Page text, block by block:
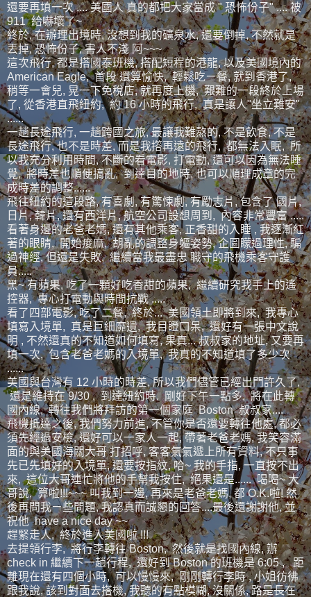
還要再填一次 .... 美國人 真的都把大家當成 " 恐怖份子" .... 被
911 給嚇壞了~
終於, 在辦理出境時, 沒想到我的礦泉水, 還要倒掉, 不然就是
丟掉, 恐怖份子, 害人不淺 阿~~~
這次飛行, 都是搭國泰班機, 搭配短程的港龍, 以及美國境內的
American Eagle, 首段 還算愉快, 輕鬆吃ㄧ餐, 就到香港了,
稍等一會兒, 晃一下免稅店, 就再度上機, 艱難的一段終於上場
了, 從香港直飛紐約, 約 16 小時的飛行, 真是讓人"坐立難安"
......
一趟長途飛行, 一趟跨國之旅, 最讓我難熬的, 不是飲食, 不是
長途飛行, 也不是時差, 而是我撘再遠的飛行, 都無法入眠, 所
以我充分利用時間, 不斷的看電影, 打電動, 還可以因為無法睡
覺, 將時差也順便搞亂, 到達目的地時, 也可以順理成章的完
成時差的調整......
飛往紐約的這段路, 有喜劇, 有驚悚劇, 有勵志片, 包含了 國片,
日片, 韓片, 還有西洋片, 航空公司設想周到, 內容非常豐富 .....
看著身邊的老爸老媽, 還有其他乘客, 正香甜的入睡 , 我逐漸紅
著的眼睛, 開始痠麻, 胡亂的調整身軀姿勢, 企圖矇過理性, 騙
過神經, 但還是失敗, 繼續當我最盡忠 職守的飛機乘客守護
員.....
黑~ 有蘋果, 吃了一顆好吃香甜的蘋果, 繼續研究我手上的遙
控器, 專心打電動與時間抗戰 .....
看了四部電影, 吃了二餐, 終於... 美國領土即將到來, 我專心
填寫入境單, 真是巨細靡遺, 我目瞪口呆, 還好有一張中文說
明 , 不然還真的不知道如何填寫, 果真... 叔叔家的地址, 又要再
填一次, 包含老爸老媽的入境單, 我真的不知道填了多少次
......
美國與台灣有 12 小時的時差, 所以我們儘管已經出門許久了,
還是維持在 9/30 , 到達紐約時, 剛好下午一點多, 將在此轉
國內線, 轉往我們將拜訪的第一個家庭 Boston 叔叔家....
飛機抵達之後, 我們努力前進, 不管你是否還要轉往他處, 都必
須先經過安檢, 還好可以一家人一起, 帶著老爸老媽, 我笑容滿
面的與美國海關大哥 打招呼, 客客氣氣遞上所有資料, 不只事
先已先填好的入境單, 還要按指紋, 哈~ 我的手指, 一直按不出
來, 這位大哥連忙將他的手幫我按住, 絕果還是...... 喝喝~ 大
哥說, 算啦!!!~~~ 叫我到一邊, 再來是老爸老媽, 都 O.K.啦! 然
後再問我ㄧ些問題, 我認真而誠懇的回答....最後還謝謝他, 並
祝他 have a nice day ~~
趕緊走人, 終於進入美國啦 !!!
去提領行李, 將行李轉往 Boston, 然後就是找國內線, 辦
check in 繼續下一趟行程, 還好到 Boston 的班機是 6:05 , 距
離現在還有四個小時, 可以慢慢來, 剛剛轉行李時 , 小姐彷彿
跟我說, 該到對面去搭機, 我聽的有點模糊, 沒關係, 路是長在